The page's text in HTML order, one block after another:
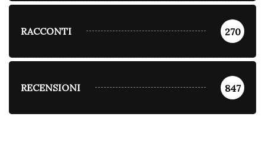
RACCONTI 270
RECENSIONI 847